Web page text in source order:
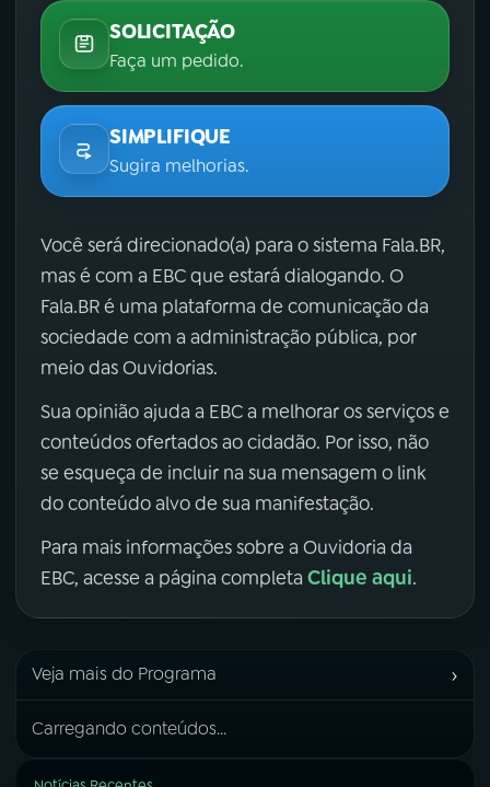
SOLICITAÇÃO
Faça um pedido.
SIMPLIFIQUE
Sugira melhorias.
Você será direcionado(a) para o sistema Fala.BR,
mas é com a EBC que estará dialogando. O
Fala.BR é uma plataforma de comunicação da
sociedade com a administração pública, por
meio das Ouvidorias.
Sua opinião ajuda a EBC a melhorar os serviços e
conteúdos ofertados ao cidadão. Por isso, não
se esqueça de incluir na sua mensagem o link
do conteúdo alvo de sua manifestação.
Para mais informações sobre a Ouvidoria da
EBC, acesse a página completa Clique aqui.
Veja mais do Programa ›
Carregando conteúdos...